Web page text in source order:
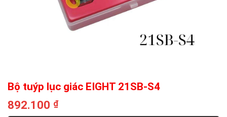
Bộ tuýp lục giác EIGHT 21SB-S4
892.100 ₫